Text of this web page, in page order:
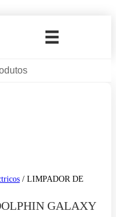
/ LIMPADOR DE
GALAXY